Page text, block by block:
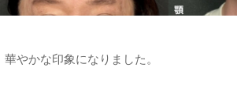
やかな印象になりました。